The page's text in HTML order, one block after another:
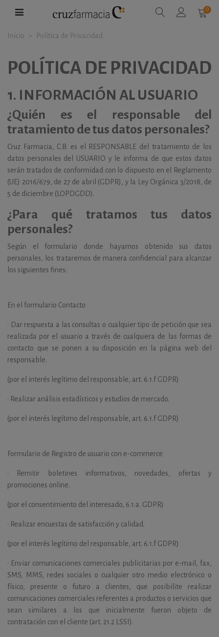
0
Inicio > Política de Privacidad
POLÍTICA DE PRIVACIDAD
1. INFORMACIÓN AL USUARIO
¿Quién es el responsable del
tratamiento de tus datos personales?
Cruz Farmacia, C.B. es el RESPONSABLE del tratamiento de los
datos personales del USUARIO y le informa de que estos datos
serán tratados de conformidad con lo dispuesto en el Reglamento
(UE) 2016/679, de 27 de abril (GDPR), y la Ley Orgánica 3/2018, de
5 de diciembre (LOPDGDD).
¿Para qué tratamos tus datos
personales?
Según el formulario donde hayamos obtenido sus datos
personales, los trataremos de manera confidencial para alcanzar
los siguientes fines:
En el formulario Contacto
• Dar respuesta a las consultas o cualquier tipo de petición que sea
realizada por el usuario a través de cualquiera de las formas de
contacto que se ponen a su disposición en la página web del
responsable.
(por el interés legítimo del responsable, art. 6.1.f GDPR)
• Realizar análisis estadísticos y estudios de mercado.
(por el interés legítimo del responsable, art. 6.1.f GDPR)
Formulario de Registro de usuario con e-commerce
•
Remitir boletines informativos, novedades, ofertas y
promociones online.
(por el consentimiento del interesado, 6.1.a. GDPR)
• Realizar encuestas de satisfacción y calidad.
(por el interés legítimo del responsable, art. 6.1.f GDPR)
• Enviar comunicaciones comerciales publicitarias por e-mail, fax,
SMS, MMS, redes sociales o cualquier otro medio electrónico o
físico, presente o futuro a clientes, que posibilite realizar
comunicaciones comerciales referentes a productos o servicios que
sean similares a los que inicialmente fueron objeto de
contratación con el cliente (art. 21.2 LSSI).